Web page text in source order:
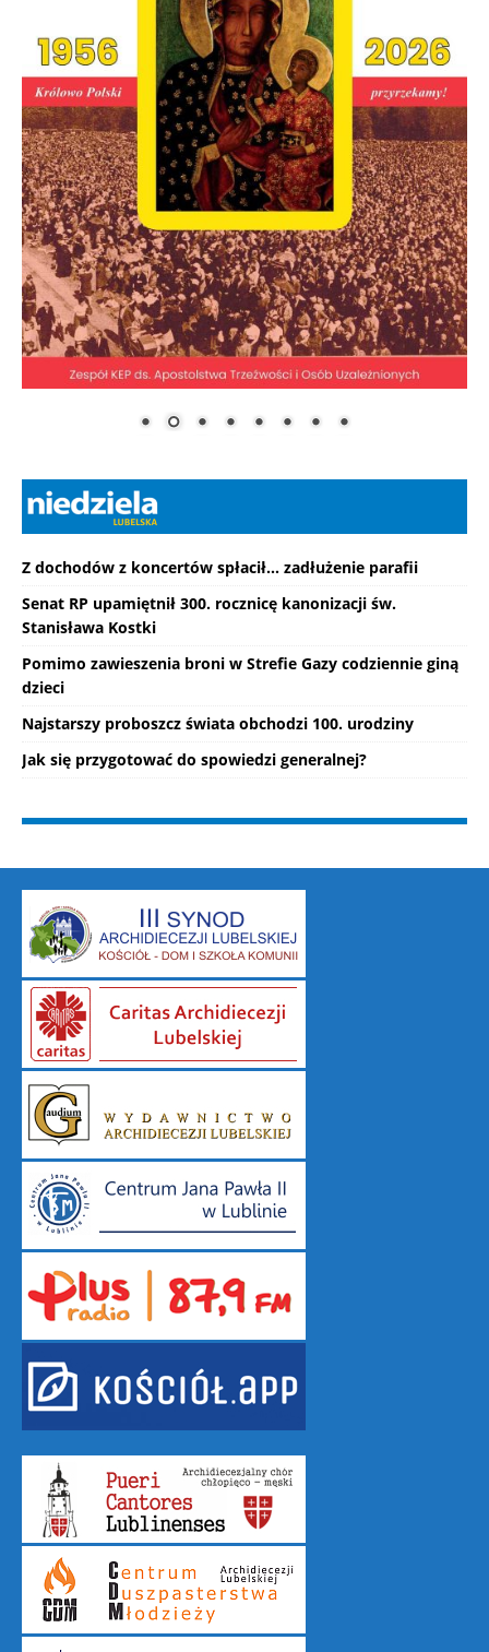
Z dochodów z koncertów spłacił... zadłużenie parafii
Senat RP upamiętnił 300. rocznicę kanonizacji św.
Stanisława Kostki
Pomimo zawieszenia broni w Strefie Gazy codziennie giną
dzieci
Najstarszy proboszcz świata obchodzi 100. urodziny
Jak się przygotować do spowiedzi generalnej?